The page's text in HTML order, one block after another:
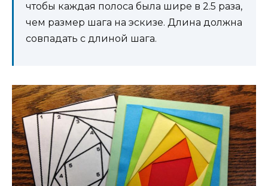
чтобы каждая полоса была шире в 2.5 раза,
чем размер шага на эскизе. Длина должна
совпадать с длиной шага.